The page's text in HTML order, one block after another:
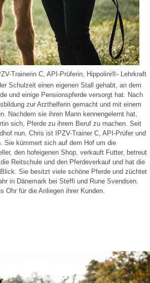
Trainerin C, API-Prüferin, Hippolini®- Lehrkraft
Schulzeit einen eigenen Stall gehabt, an dem
und einige Pensionspferde versorgt hat. Nach
zur Arzthelferin gemacht und mit einem
Nachdem sie ihren Mann kennengelernt hat,
sich, Pferde zu ihrem Beruf zu machen. Seit
nun. Chris ist IPZV-Trainer C, API-Prüfer und
Sie kümmert sich auf dem Hof um die
den hofeigenen Shop, verkauft Futter, betreut
Reitschule und den Pferdeverkauf und hat die
Sie besitzt viele schöne Pferde und züchtet
in Dänemark bei Steffi und Rune Svendsen.
Ohr für die Anliegen ihrer Kunden.